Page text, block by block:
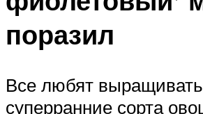
поразил
Все любят
суперранние сорта